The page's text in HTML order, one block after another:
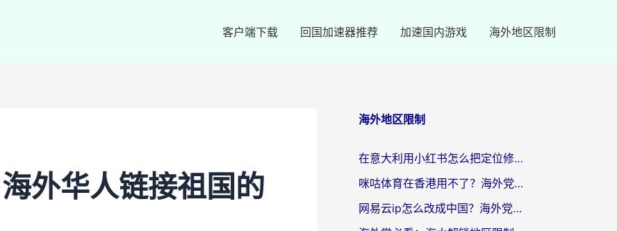
客户端下载 回国加速器推荐 加速国内游戏 海外地区限制
外华人链接祖国的
海外地区限制
在意大利用小红书怎么把定位修改到中国国内？3个实用技巧+1个靠谱工具帮你搞定
咪咕体育在香港用不了？海外党必看的回国加速器选择指南（附3个真实场景解决方案）
网易云ip怎么改成中国？海外党听音乐听书的无痛解决方案